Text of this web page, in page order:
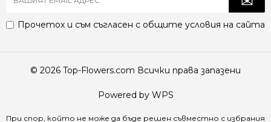
Прочетох и съм съгласен с общите условия на сайта
© 2026 Top-Flowers.com Всички права запазени
Powered by WPS
При спор, който не може да бъде решен съвместно с избрания